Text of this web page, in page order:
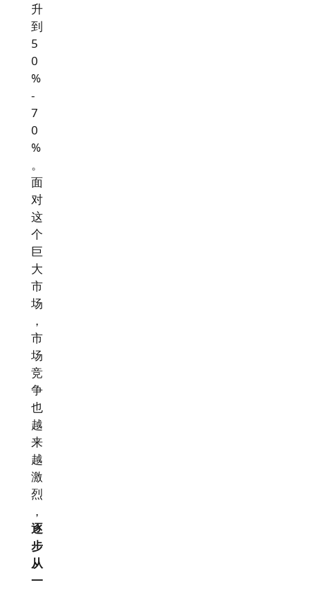
升
到
5
0
%
-
7
0
%
。
面
对
这
个
巨
大
市
场
，
市
场
竞
争
也
越
来
越
激
烈
，
逐
步
从
一